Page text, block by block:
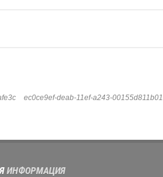
ec0ce9ef-deab-11ef-a243-00155d811b01
ИНФОРМАЦИЯ